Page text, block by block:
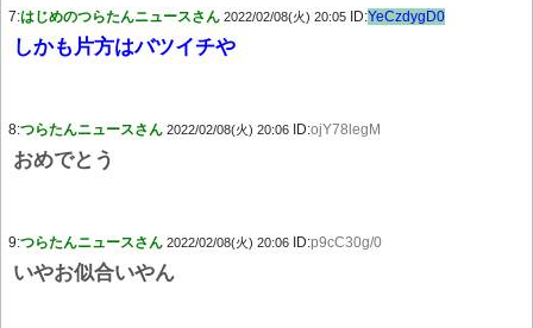
7:はじめのつらたんニュースさん 2022/02/08(火) 20:05 ID:YeCzdygD0
しかも片方はバツイチや
8:つらたんニュースさん 2022/02/08(火) 20:06 ID:ojY78legM
おめでとう
9:つらたんニュースさん 2022/02/08(火) 20:06 ID:p9cC30g/0
いやお似合いやん